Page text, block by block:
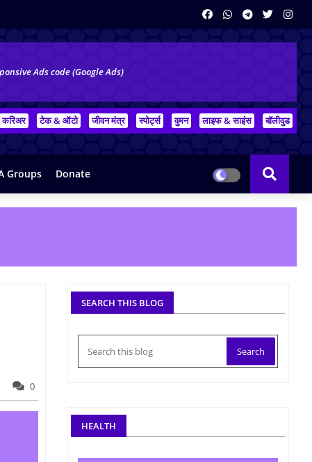
Ads code (Google Ads)
करिअर टेक & ऑटो जीवन मंत्र स्पोर्ट्स वुमन लाइफ & साइंस बॉलीवुड
Groups Donate
0
SEARCH THIS BLOG
HEALTH